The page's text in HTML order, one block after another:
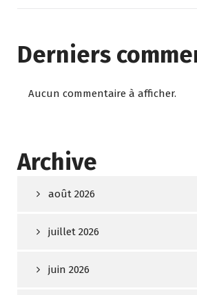
Derniers
Aucun commentaire à afficher.
Archive
août 2026
juillet 2026
juin 2026